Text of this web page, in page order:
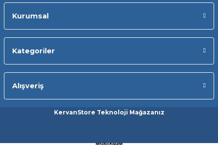
Kurumsal
Kategoriler
Alışveriş
KervanStore Teknoloji Mağazanız